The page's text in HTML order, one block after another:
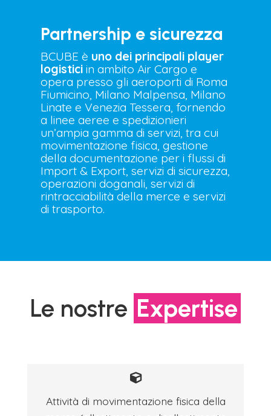
Partnership e sicurezza
BCUBE è uno dei principali player
logistici in ambito Air Cargo e
opera presso gli aeroporti di Roma
Fiumicino, Milano Malpensa, Milano
Linate e Venezia Tessera, fornendo
a linee aeree e spedizionieri
un’ampia gamma di servizi, tra cui
movimentazione fisica, gestione
della documentazione per i flussi di
Import & Export, servizi di sicurezza,
operazioni doganali, servizi di
rintracciabilità della merce e servizi
di trasporto.
Le nostre Expertise
Attività di movimentazione fisica della